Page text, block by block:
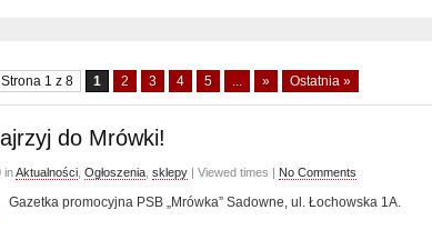
Strona 1 z 8 1 2 3 4 5 ... » Ostatnia »
do Mrówki!
inAktualności Ogłoszenia sklepy | Viewed times | No Comments
Gazetka promocyjna PSB „Mrówka” Sadowne, ul. Łochowska 1A.